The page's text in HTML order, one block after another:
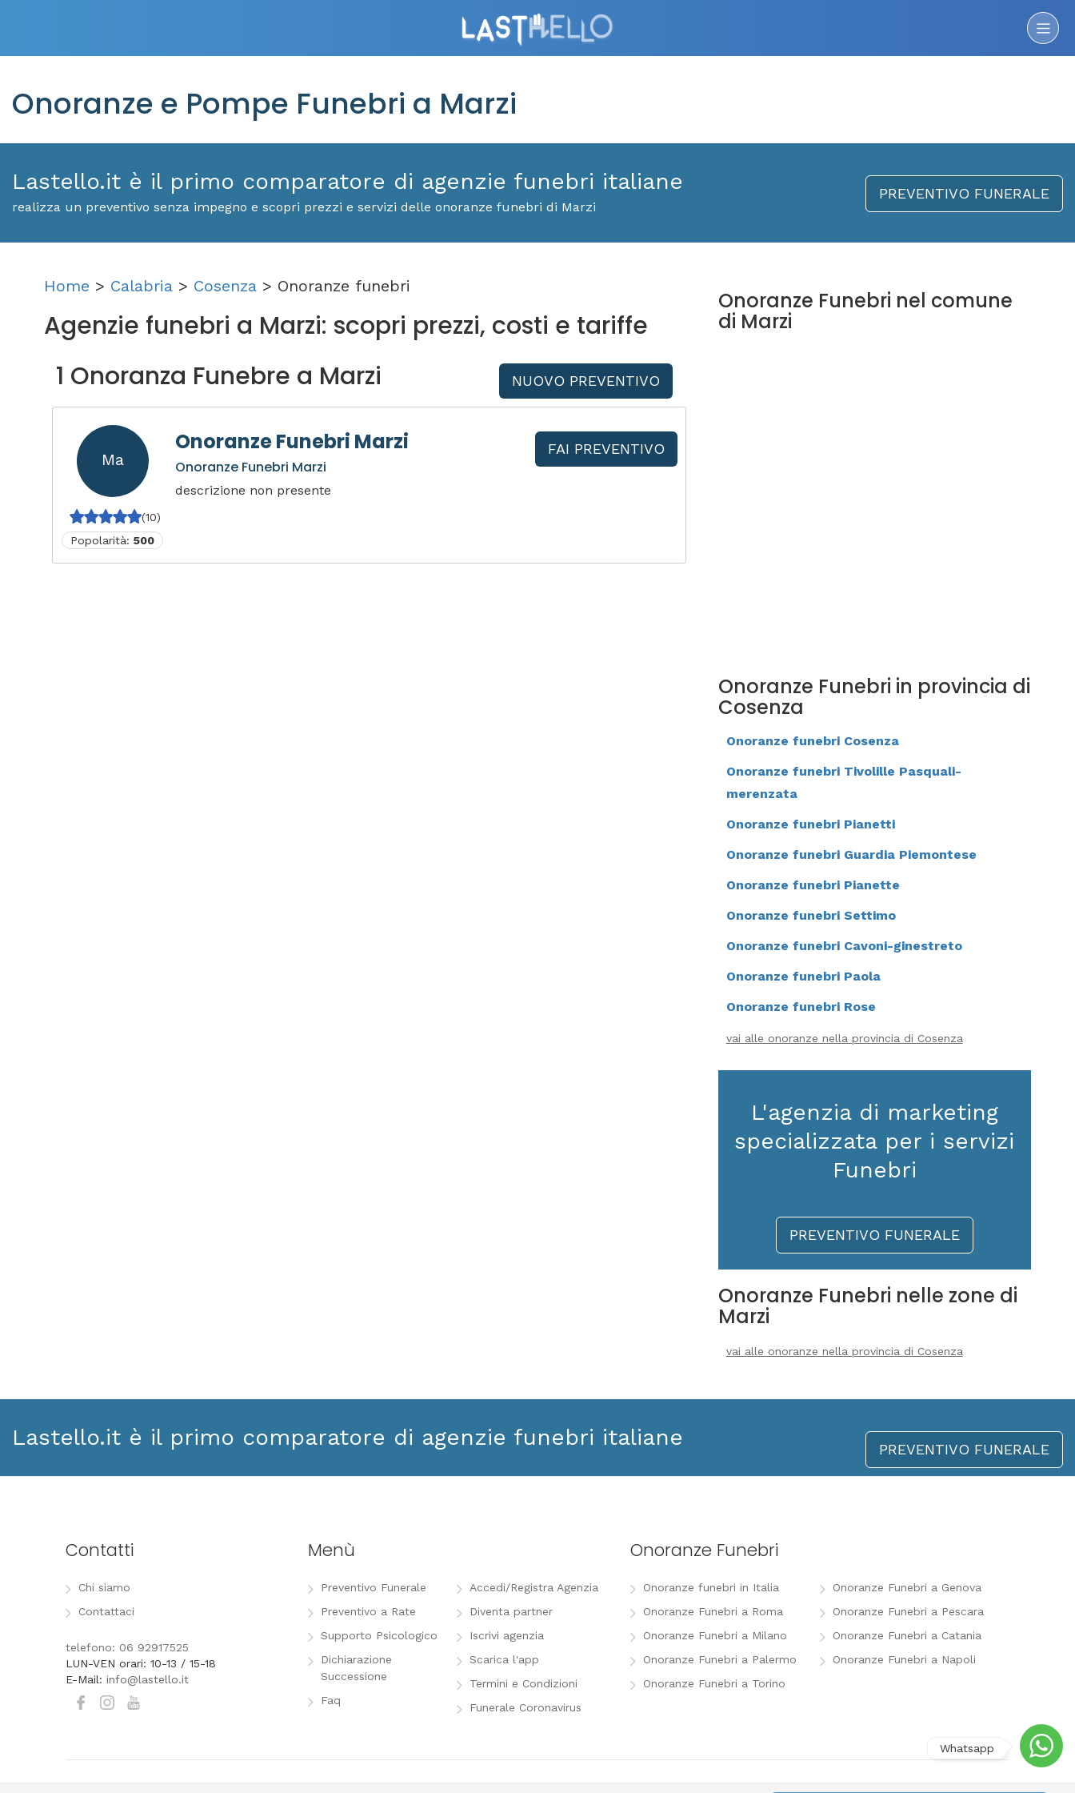
Onoranze e Pompe Funebri a Marzi
Lastello.it è il primo comparatore di agenzie funebri italiane
realizza un preventivo senza impegno e scopri prezzi e servizi delle onoranze funebri di Marzi
PREVENTIVO FUNERALE
Home > Calabria > Cosenza > Onoranze funebri
Agenzie funebri a Marzi: scopri prezzi, costi e tariffe
1 Onoranza Funebre a Marzi
NUOVO PREVENTIVO
Ma
(10)
Popolarità: 500
Onoranze Funebri Marzi
Onoranze Funebri Marzi
descrizione non presente
FAI PREVENTIVO
Onoranze Funebri nel comune
di Marzi
Onoranze Funebri in provincia di
Cosenza
Onoranze funebri Cosenza
Onoranze funebri Tivolille Pasquali-
merenzata
Onoranze funebri Pianetti
Onoranze funebri Guardia Piemontese
Onoranze funebri Pianette
Onoranze funebri Settimo
Onoranze funebri Cavoni-ginestreto
Onoranze funebri Paola
Onoranze funebri Rose
vai alle onoranze nella provincia di Cosenza
L'agenzia di marketing
specializzata per i servizi
Funebri
PREVENTIVO FUNERALE
Onoranze Funebri nelle zone di
Marzi
vai alle onoranze nella provincia di Cosenza
Lastello.it è il primo comparatore di agenzie funebri italiane PREVENTIVO FUNERALE
Contatti
Chi siamo
Contattaci
telefono: 06 92917525
LUN-VEN orari: 10-13 / 15-18
E-Mail: info@lastello.it
Menù
Preventivo Funerale
Preventivo a Rate
Supporto Psicologico
Dichiarazione
Successione
Faq
Accedi/Registra Agenzia
Diventa partner
Iscrivi agenzia
Scarica l'app
Termini e Condizioni
Funerale Coronavirus
Onoranze Funebri
Onoranze funebri in Italia
Onoranze Funebri a Roma
Onoranze Funebri a Milano
Onoranze Funebri a Palermo
Onoranze Funebri a Torino
Onoranze Funebri a Genova
Onoranze Funebri a Pescara
Onoranze Funebri a Catania
Onoranze Funebri a Napoli